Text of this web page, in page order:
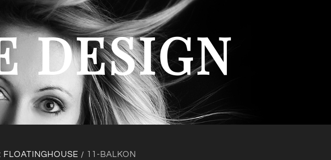
DESIGN
FLOATINGHOUSE / 11-BALKON